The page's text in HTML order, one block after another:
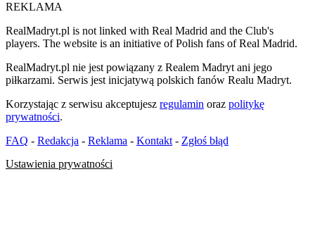
REKLAMA
RealMadryt.pl is not linked with Real Madrid and the Club's
players. The website is an initiative of Polish fans of Real Madrid.
RealMadryt.pl nie jest powiązany z Realem Madryt ani jego
piłkarzami. Serwis jest inicjatywą polskich fanów Realu Madryt.
Korzystając z serwisu akceptujesz regulamin oraz politykę
prywatności.
FAQ - Redakcja - Reklama - Kontakt - Zgłoś błąd
Ustawienia prywatności